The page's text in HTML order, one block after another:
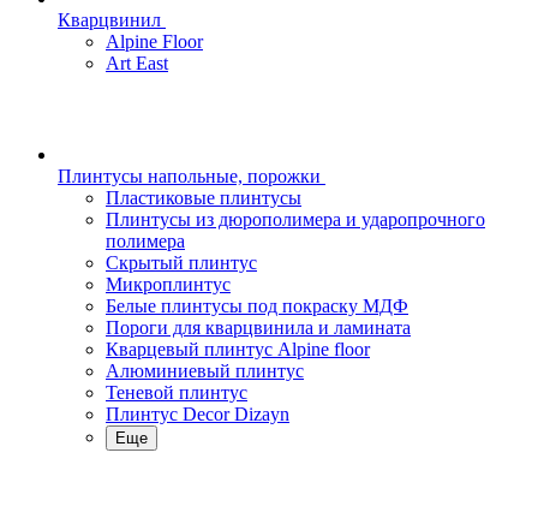
Кварцвинил
Alpine Floor
Art East
Плинтусы напольные, порожки
Пластиковые плинтусы
Плинтусы из дюрополимера и ударопрочного
полимера
Скрытый плинтус
Микроплинтус
Белые плинтусы под покраску МДФ
Пороги для кварцвинила и ламината
Кварцевый плинтус Alpine floor
Алюминиевый плинтус
Теневой плинтус
Плинтус Decor Dizayn
Еще